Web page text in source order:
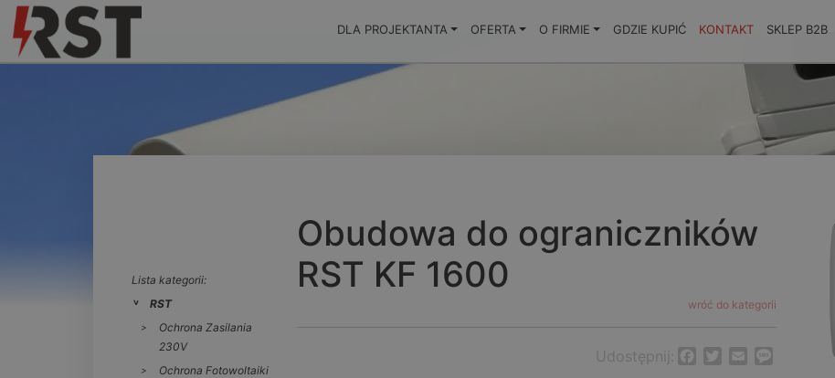
DLA PROJEKTANTA OFERTA O FIRMIE GDZIE KUPIĆ KONTAKT SKLEP B2B
Lista kategorii:
RST
Ochrona Zasilania
230V
Ochrona Fotowoltaiki
Obudowa do ograniczników
RST KF 1600
wróć do kategorii
Udostępnij: Facebook
Twitter
Email Message